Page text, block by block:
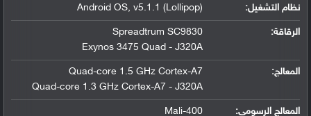
نظام التشغيل:
Android OS, v5.1.1 (Lollipop)
الرقاقة:
Spreadtrum SC9830
Exynos 3475 Quad - J320A
المعالج:
Quad-core 1.5 GHz Cortex-A7
Quad-core 1.3 GHz Cortex-A7 - J320A
المعالج الرسومي:
Mali-400